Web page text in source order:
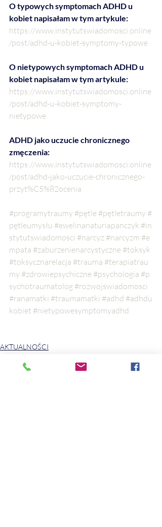
O typowych symptomach ADHD u
kobiet napisałam w tym artykule:
https://www.instytutswiadomosci.online
/post/adhd-u-kobiet-symptomy-typowe
O nietypowych symptomach ADHD u
kobiet napisałam w tym artykule:
https://www.instytutswiadomosci.online
/post/adhd-u-kobiet-symptomy-
nietypowe
ADHD jako uczucie chronicznego
zmęczenia:
https://www.instytutswiadomosci.online
/post/adhd-jako-uczucie-chronicznego-
przyt%C5%82ocenia
#programytraumy #pętle #pętletraumy #
pętleumysłu #ewelinanaturiapanczyk #in
stytutswiadomosci #narcyz #narcyzm #e
mpata #zaburzenienarcystyczne #toksyk
#toksycznarelacja #trauma #terapiatrau
my #zdrowiepsychiczne #psychologia #p
sychotraumatolog #rozwojswiadomosci
#ranamatki #traumamatki #adhd #adhdu
kobiet #nietypowesymptomyadhd
AKTUALNOŚCI
TERAPIA I ROZWÓJ